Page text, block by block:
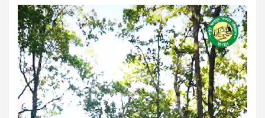
Video
Player